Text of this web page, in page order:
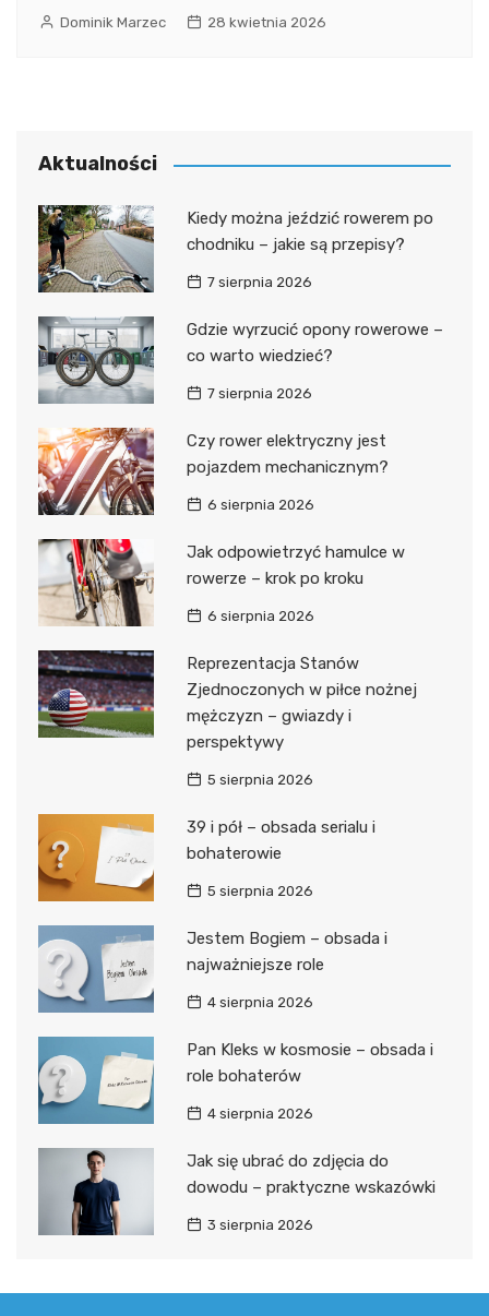
Dominik Marzec 28 kwietnia 2026
Aktualności
Kiedy można jeździć rowerem po
chodniku – jakie są przepisy?
7 sierpnia 2026
Gdzie wyrzucić opony rowerowe –
co warto wiedzieć?
7 sierpnia 2026
Czy rower elektryczny jest
pojazdem mechanicznym?
6 sierpnia 2026
Jak odpowietrzyć hamulce w
rowerze – krok po kroku
6 sierpnia 2026
Reprezentacja Stanów
Zjednoczonych w piłce nożnej
mężczyzn – gwiazdy i
perspektywy
5 sierpnia 2026
39 i pół – obsada serialu i
bohaterowie
5 sierpnia 2026
Jestem Bogiem – obsada i
najważniejsze role
4 sierpnia 2026
Pan Kleks w kosmosie – obsada i
role bohaterów
4 sierpnia 2026
Jak się ubrać do zdjęcia do
dowodu – praktyczne wskazówki
3 sierpnia 2026